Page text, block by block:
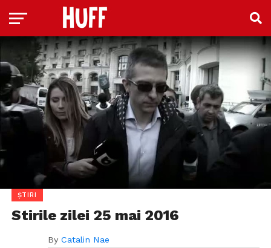
ȘTIRI
Stirile zilei 25 mai 2016
By Catalin Nae